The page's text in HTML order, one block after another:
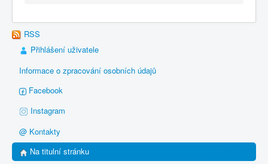
RSS
Přihlášení uživatele
Informace o zpracování osobních údajů
Facebook
Instagram
@ Kontakty
Na titulní stránku